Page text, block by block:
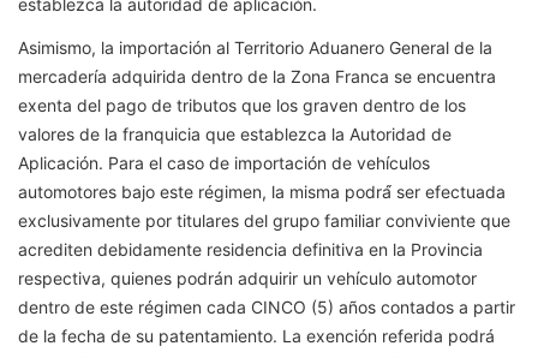
establezca la autoridad de aplicación.
Asimismo, la importación al Territorio Aduanero General de la
mercadería adquirida dentro de la Zona Franca se encuentra
exenta del pago de tributos que los graven dentro de los
valores de la franquicia que establezca la Autoridad de
Aplicación. Para el caso de importación de vehículos
automotores bajo este régimen, la misma podrá́ ser efectuada
exclusivamente por titulares del grupo familiar conviviente que
acrediten debidamente residencia definitiva en la Provincia
respectiva, quienes podrán adquirir un vehículo automotor
dentro de este régimen cada CINCO (5) años contados a partir
de la fecha de su patentamiento. La exención referida podrá